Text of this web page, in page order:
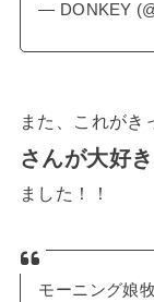
— DONKEY
また、これがき
さんが大好き
ました！！
モーニング娘